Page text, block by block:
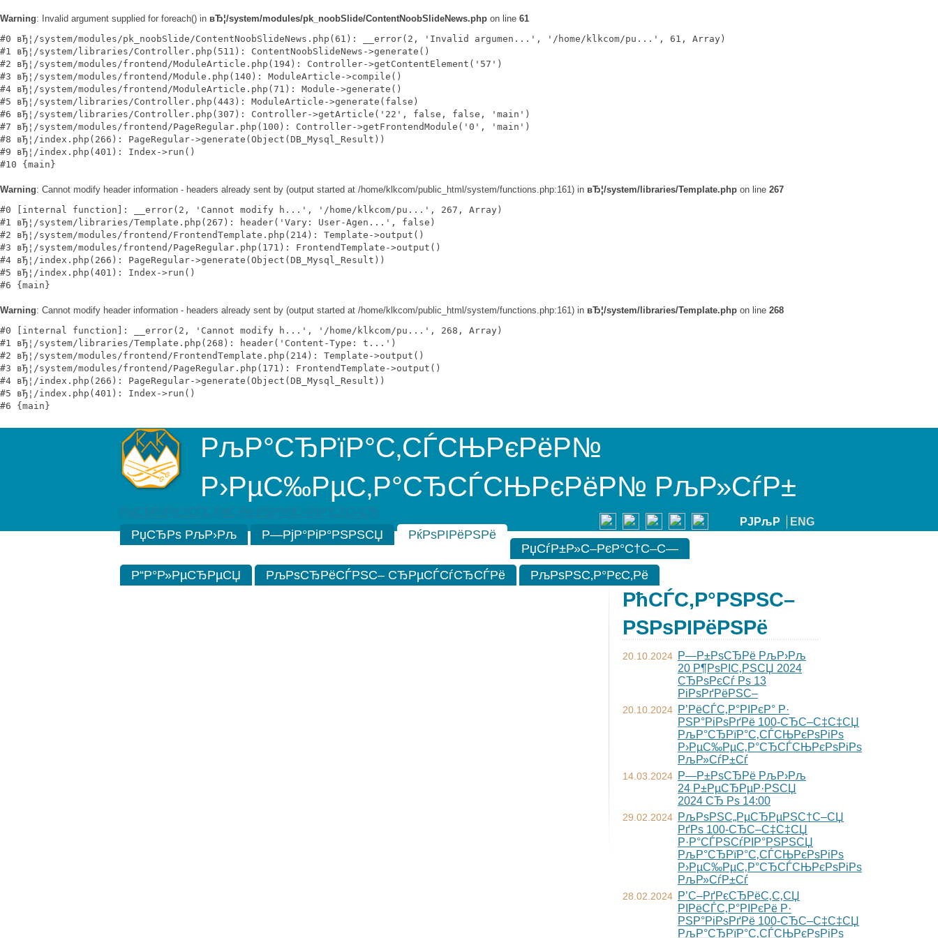
Warning: Invalid argument supplied for foreach() in вЂ¦/system/modules/pk_noobSlide/ContentNoobSlideNews.php on line 61
#0 вЂ¦/system/modules/pk_noobSlide/ContentNoobSlideNews.php(61): __error(2, 'Invalid argumen...', '/home/klkcom/pu...', 61, Array)
#1 вЂ¦/system/libraries/Controller.php(511): ContentNoobSlideNews->generate()
#2 вЂ¦/system/modules/frontend/ModuleArticle.php(194): Controller->getContentElement('57')
#3 вЂ¦/system/modules/frontend/Module.php(140): ModuleArticle->compile()
#4 вЂ¦/system/modules/frontend/ModuleArticle.php(71): Module->generate()
#5 вЂ¦/system/libraries/Controller.php(443): ModuleArticle->generate(false)
#6 вЂ¦/system/libraries/Controller.php(307): Controller->getArticle('22', false, false, 'main')
#7 вЂ¦/system/modules/frontend/PageRegular.php(100): Controller->getFrontendModule('0', 'main')
#8 вЂ¦/index.php(266): PageRegular->generate(Object(DB_Mysql_Result))
#9 вЂ¦/index.php(401): Index->run()
Warning: Cannot modify header information - headers already sent by (output started at /home/klkcom/public_html/system/functions.php:161) in вЂ¦/system/libraries/Template.php on line 267
#0 [internal function]: __error(2, 'Cannot modify h...', '/home/klkcom/pu...', 267, Array)
#1 вЂ¦/system/libraries/Template.php(267): header('Vary: User-Agen...', false)
#2 вЂ¦/system/modules/frontend/FrontendTemplate.php(214): Template->output()
#3 вЂ¦/system/modules/frontend/PageRegular.php(171): FrontendTemplate->output()
#4 вЂ¦/index.php(266): PageRegular->generate(Object(DB_Mysql_Result))
#5 вЂ¦/index.php(401): Index->run()
Warning: Cannot modify header information - headers already sent by (output started at /home/klkcom/public_html/system/functions.php:161) in вЂ¦/system/libraries/Template.php on line 268
#0 [internal function]: __error(2, 'Cannot modify h...', '/home/klkcom/pu...', 268, Array)
#1 вЂ¦/system/libraries/Template.php(268): header('Content-Type: t...')
#2 вЂ¦/system/modules/frontend/FrontendTemplate.php(214): Template->output()
#3 вЂ¦/system/modules/frontend/PageRegular.php(171): FrontendTemplate->output()
#4 вЂ¦/index.php(266): PageRegular->generate(Object(DB_Mysql_Result))
#5 вЂ¦/index.php(401): Index->run()
РљР°СЂРїР°С‚СЃСЊРєРёР№
Р›РµС‰РµС‚Р°СЂСЃСЊРєРёР№ РљР»СѓР±
РЈРљР ENG
РџСЂРѕРїСѓСЃС‚РёС‚Рё РЅР°РІС–РіР°С†С–СЋ
РџСЂРѕ РљР›Рљ Р—РјР°РіР°РЅРЅСЏ
РќРѕРІРёРЅРё
РџСѓР±Р»С–РєР°С†С–С—
Р“Р°Р»РµСЂРµСЏ
РљРѕСЂРёСЃРЅС– СЂРµСЃСѓСЂСЃРё РљРѕРЅС‚Р°РєС‚Рё
РћСЃС‚Р°РЅРЅС–
РЅРѕРІРёРЅРё
20.10.2024 Р—Р±РѕСЂРё РљР›Рљ
20 Р¶РѕРІС‚РЅСЏ 2024
СЂРѕРєСѓ Рѕ 13
РіРѕРґРёРЅС–
20.10.2024 Р’РёСЃС‚Р°РІРєР° Р·
РЅР°РіРѕРґРё 100-СЂС–С‡С‡СЏ
РљР°СЂРїР°С‚СЃСЊРєРѕРіРѕ
Р›РµС‰РµС‚Р°СЂСЃСЊРєРѕРіРѕ
РљР»СѓР±Сѓ
14.03.2024 Р—Р±РѕСЂРё РљР›Рљ
24 Р±РµСЂРµР·РЅСЏ
2024 СЂ Рѕ 14:00
29.02.2024 РљРѕРЅС„РµСЂРµРЅС†С–СЏ
РґРѕ 100-СЂС–С‡С‡СЏ
Р·Р°СЃРЅСѓРІР°РЅРЅСЏ
РљР°СЂРїР°С‚СЃСЊРєРѕРіРѕ
Р›РµС‰РµС‚Р°СЂСЃСЊРєРѕРіРѕ
РљР»СѓР±Сѓ
28.02.2024 Р’С–РґРєСЂРёС‚С‚СЏ
РІРёСЃС‚Р°РІРєРё Р·
РЅР°РіРѕРґРё 100-СЂС–С‡С‡СЏ
РљР°СЂРїР°С‚СЃСЊРєРѕРіРѕ